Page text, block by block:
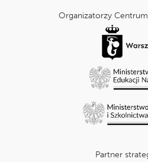
Organizatorzy
Partner